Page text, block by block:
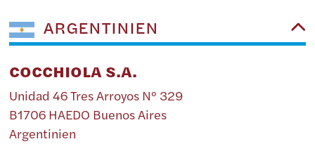
ARGENTINIEN
COCCHIOLA S.A.
Unidad 46 Tres Arroyos Nº 329
B1706 HAEDO Buenos Aires
Argentinien